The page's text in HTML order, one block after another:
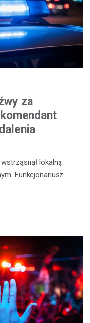
za
lokalną
Funkcjonariusz